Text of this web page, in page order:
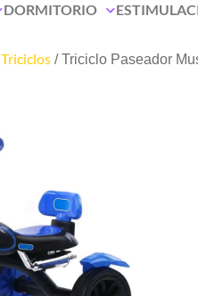
DORMITORIO
Triciclos / Triciclo Paseador